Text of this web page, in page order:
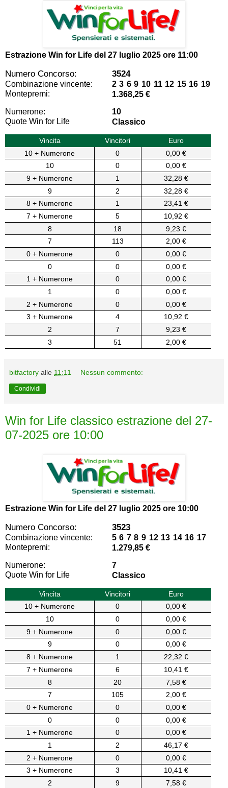
Estrazione Win for Life del 27 luglio 2025 ore 11:00
Numero Concorso: 3524
Combinazione vincente:
2 3 6 9 10 11 12 15 16 19
Montepremi:
1.368,25 €
Numerone:
10
Quote Win for Life
Classico
Vincita Vincitori
Euro
10 + Numerone
0
0,00 €
10
0
0,00 €
9 + Numerone
1
32,28 €
9
2
32,28 €
8 + Numerone
1
23,41 €
7 + Numerone
5
10,92 €
8
18
9,23 €
7
113
2,00 €
0 + Numerone
0
0,00 €
0
0
0,00 €
1 + Numerone
0
0,00 €
1
0
0,00 €
2 + Numerone
0
0,00 €
3 + Numerone
4
10,92 €
2
7
9,23 €
3
51 2,00 €
bitfactory alle 11:11 Nessun commento:
Condividi
Win for Life classico estrazione del 27-
07-2025 ore 10:00
Estrazione Win for Life del 27 luglio 2025 ore 10:00
Numero Concorso: 3523
Combinazione vincente:
5 6 7 8 9 12 13 14 16 17
Montepremi:
1.279,85 €
Numerone:
7
Quote Win for Life
Classico
Vincita Vincitori
Euro
10 + Numerone
0
0,00 €
10
0
0,00 €
9 + Numerone
0
0,00 €
9
0
0,00 €
8 + Numerone
1
22,32 €
7 + Numerone
6
10,41 €
8
20
7,58 €
7
105
2,00 €
0 + Numerone
0
0,00 €
0
0
0,00 €
1 + Numerone
0
0,00 €
1
2
46,17 €
2 + Numerone
0
0,00 €
3 + Numerone
3
10,41 €
2
9
7,58 €